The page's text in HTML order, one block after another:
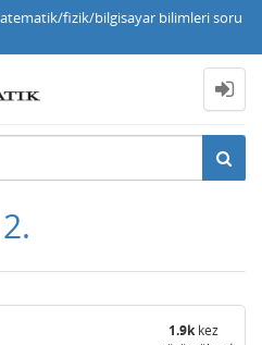
fizik/bilgisayar bilimleri soru
1.9kkez